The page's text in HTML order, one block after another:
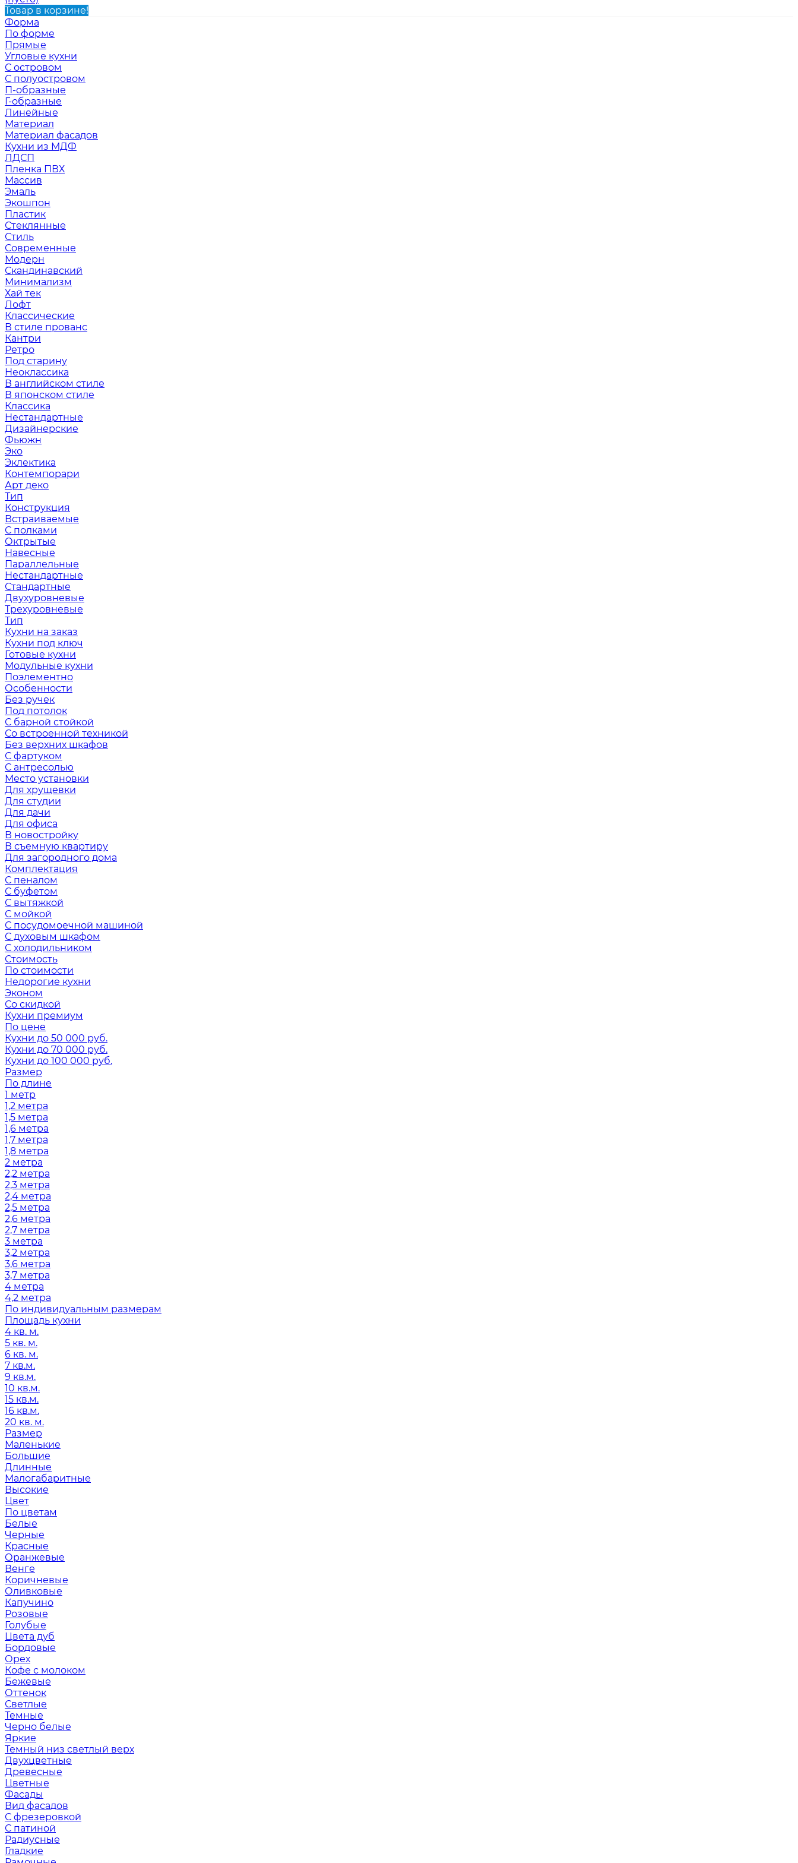
Товар в корзине!
Форма
По форме
Прямые
Угловые кухни
С островом
С полуостровом
П-образные
Г-образные
Линейные
Материал
Материал фасадов
Кухни из МДФ
ЛДСП
Пленка ПВХ
Массив
Эмаль
Экошпон
Пластик
Стеклянные
Стиль
Современные
Модерн
Скандинавский
Минимализм
Хай тек
Лофт
Классические
В стиле прованс
Кантри
Ретро
Под старину
Неоклассика
В английском стиле
В японском стиле
Классика
Нестандартные
Дизайнерские
Фьюжн
Эко
Эклектика
Контемпорари
Арт деко
Тип
Конструкция
Встраиваемые
С полками
Октрытые
Навесные
Параллельные
Нестандартные
Стандартные
Двухуровневые
Трехуровневые
Тип
Кухни на заказ
Кухни под ключ
Готовые кухни
Модульные кухни
Поэлементно
Особенности
Без ручек
Под потолок
С барной стойкой
Со встроенной техникой
Без верхних шкафов
С фартуком
С антресолью
Место установки
Для хрущевки
Для студии
Для дачи
Для офиса
В новостройку
В съемную квартиру
Для загородного дома
Комплектация
С пеналом
С буфетом
С вытяжкой
С мойкой
С посудомоечной машиной
С духовым шкафом
С холодильником
Стоимость
По стоимости
Недорогие кухни
Эконом
Со скидкой
Кухни премиум
По цене
Кухни до 50 000 руб.
Кухни до 70 000 руб.
Кухни до 100 000 руб.
Размер
По длине
1 метр
1,2 метра
1,5 метра
1,6 метра
1,7 метра
1,8 метра
2 метра
2,2 метра
2,3 метра
2,4 метра
2,5 метра
2,6 метра
2,7 метра
3 метра
3,2 метра
3,6 метра
3,7 метра
4 метра
4,2 метра
По индивидуальным размерам
Площадь кухни
4 кв. м.
5 кв. м.
6 кв. м.
7 кв.м.
9 кв.м.
10 кв.м.
15 кв.м.
16 кв.м.
20 кв. м.
Размер
Маленькие
Большие
Длинные
Малогабаритные
Высокие
Цвет
По цветам
Белые
Черные
Красные
Оранжевые
Венге
Коричневые
Оливковые
Капучино
Розовые
Голубые
Цвета дуб
Бордовые
Орех
Кофе с молоком
Бежевые
Оттенок
Светлые
Темные
Черно белые
Яркие
Темный низ светлый верх
Двухцветные
Древесные
Цветные
Фасады
Вид фасадов
С фрезеровкой
С патиной
Радиусные
Гладкие